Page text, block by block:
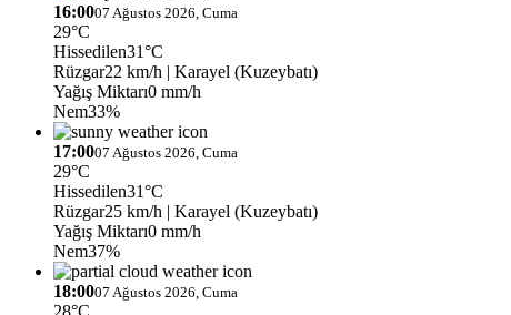
16:0007 Ağustos 2026, Cuma
29°C
Hissedilen31°C
Rüzgar22 km/h | Karayel (Kuzeybatı)
Yağış Miktarı0 mm/h
Nem33%
17:0007 Ağustos 2026, Cuma
29°C
Hissedilen31°C
Rüzgar25 km/h | Karayel (Kuzeybatı)
Yağış Miktarı0 mm/h
Nem37%
18:0007 Ağustos 2026, Cuma
28°C